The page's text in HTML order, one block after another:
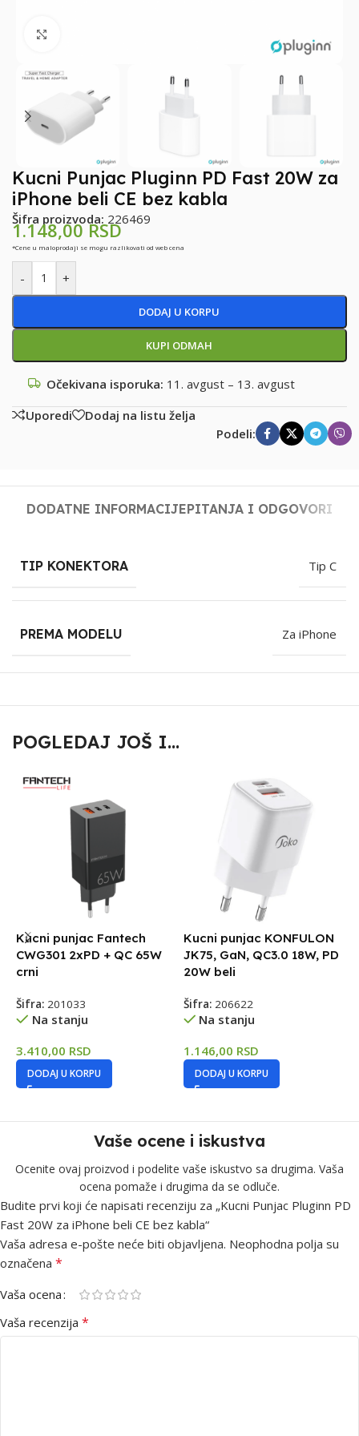
Kucni Punjac Pluginn PD Fast 20W za
iPhone beli CE bez kabla
Šifra proizvoda: 226469
1.148,00RSD
*Cene u maloprodaji se mogu razlikovati od web cena
- +
DODAJ U KORPU
KUPI ODMAH
Očekivana isporuka: 11. avgust – 13. avgust
Uporedi
Dodaj na listu želja
Podeli:
DODATNE INFORMACIJEPITANJA I ODGOVORI
TIP KONEKTORA Tip C
PREMA MODELU Za iPhone
POGLEDAJ JOŠ I...
Kucni punjac Fantech
CWG301 2xPD + QC 65W
crni
Šifra: 201033
Na stanju
3.410,00 RSD
DODAJ U KORPU
Kucni punjac KONFULON
JK75, GaN, QC3.0 18W, PD
20W beli
Šifra: 206622
Na stanju
1.146,00 RSD
DODAJ U KORPU
Vaše ocene i iskustva
Ocenite ovaj proizvod i podelite vaše iskustvo sa drugima. Vaša
ocena pomaže i drugima da se odluče.
Budite prvi koji će napisati recenziju za „Kucni Punjac Pluginn PD
Fast 20W za iPhone beli CE bez kabla“
Vaša adresa e-pošte neće biti objavljena. Neophodna polja su
označena *
Vaša ocena
Vaša recenzija *